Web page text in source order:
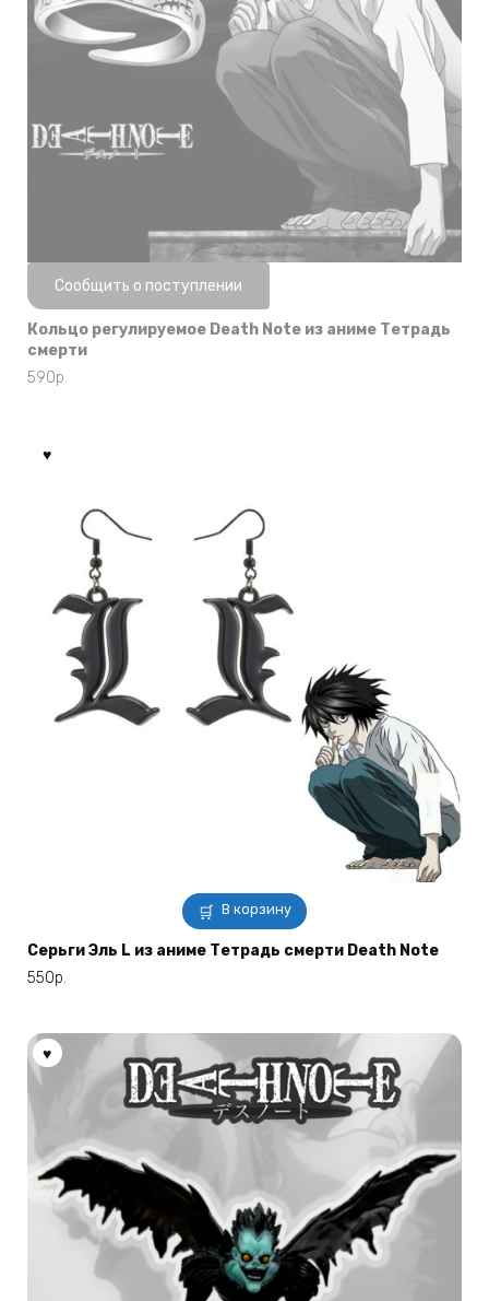
Нет в наличии
Сообщить о поступлении
Кольцо регулируемое Death Note из аниме Тетрадь
смерти
590р.
В корзину
Серьги Эль L из аниме Тетрадь смерти Death Note
550р.